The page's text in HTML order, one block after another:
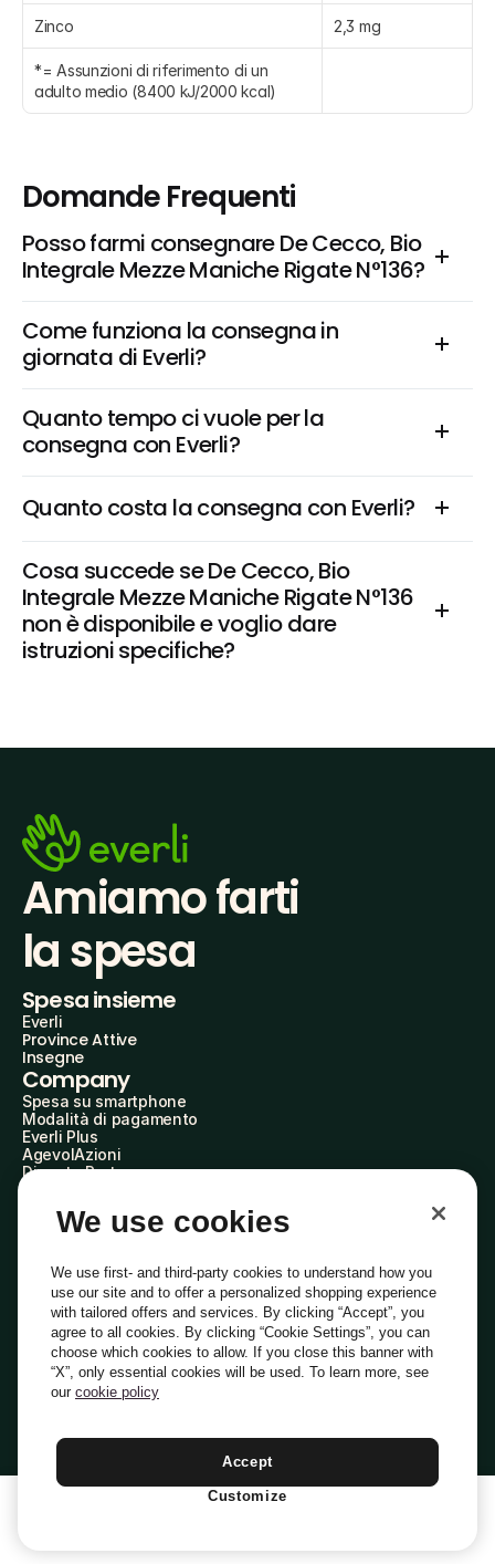
Zinco 2,3 mg
*= Assunzioni di riferimento di un
adulto medio (8400 kJ/2000 kcal)
Domande Frequenti
Posso farmi consegnare De Cecco, Bio
Integrale Mezze Maniche Rigate N°136?
Come funziona la consegna in
giornata di Everli?
Quanto tempo ci vuole per la
consegna con Everli?
Quanto costa la consegna con Everli?
Cosa succede se De Cecco, Bio
Integrale Mezze Maniche Rigate N°136
non è disponibile e voglio dare
istruzioni specifiche?
Amiamo farti
la spesa
Spesa insieme
Everli
Province Attive
Insegne
Company
Spesa su smartphone
Modalità di pagamento
Everli Plus
AgevolAzioni
Diventa Partner
Everli Shoppers
About Us
Everli News
Domande frequenti
Lavora con noi
Diventa Shopper
Investitori
PrivacyCookiePreferenze Cookie
Termini e CondizioniCodice Etico
Indirizzo PEC: everli@pec.it - indirizzo DPO: dpo@everli.com
Italiano
We use cookies
We use first- and third-party cookies to understand how you
use our site and to offer a personalized shopping experience
with tailored offers and services. By clicking “Accept”, you
agree to all cookies. By clicking “Cookie Settings”, you can
choose which cookies to allow. If you close this banner with
“X”, only essential cookies will be used. To learn more, see
our cookie policy
Accept
Customize